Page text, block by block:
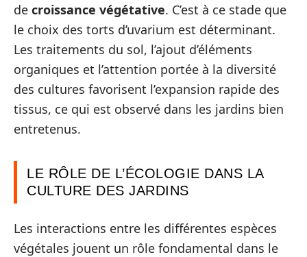
de croissance végétative. C’est à ce stade que
le choix des torts d’uvarium est déterminant.
Les traitements du sol, l’ajout d’éléments
organiques et l’attention portée à la diversité
des cultures favorisent l’expansion rapide des
tissus, ce qui est observé dans les jardins bien
entretenus.
LE RÔLE DE L’ÉCOLOGIE DANS LA
CULTURE DES JARDINS
Les interactions entre les différentes espèces
végétales jouent un rôle fondamental dans le